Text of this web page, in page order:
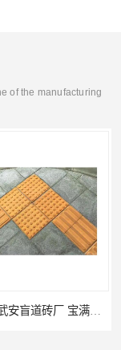
of the manufacturing
坚固耐用 武安盲道砖厂 宝满建材